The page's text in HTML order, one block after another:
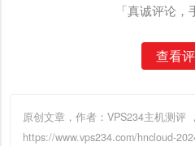
「真诚评论，
查看
原创文章，作者：VPS234主机测评
https://www.vps234.com/hncloud-